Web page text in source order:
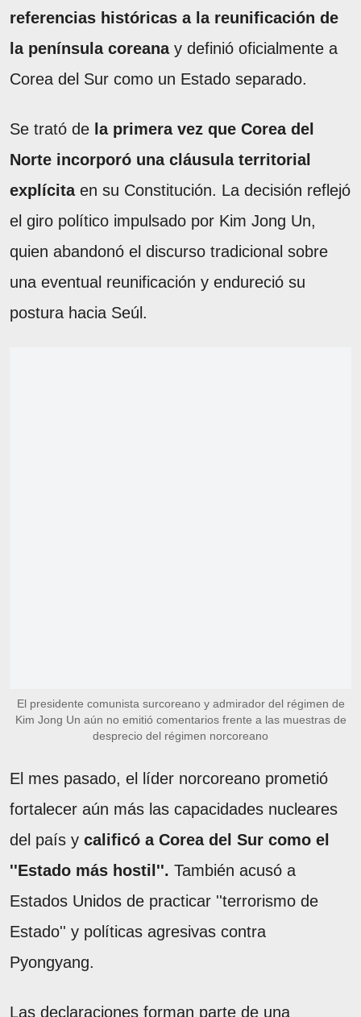
referencias históricas a la reunificación de
la península coreanay definió oficialmente a
Corea del Sur como un Estado separado.
Se trató de la primera vez que Corea del
Norte incorporó una cláusula territorial
explícitaen su Constitución. La decisión reflejó
el giro político impulsado por Kim Jong Un,
quien abandonó el discurso tradicional sobre
una eventual reunificación y endureció su
postura hacia Seúl.
El presidente comunista surcoreano y admirador del régimen de
Kim Jong Un aún no emitió comentarios frente a las muestras de
desprecio del régimen norcoreano
El mes pasado, el líder norcoreano prometió
fortalecer aún más las capacidades nucleares
del país y calificó a Corea del Sur como el
''Estado más hostil''. También acusó a
Estados Unidos de practicar ''terrorismo de
Estado'' y políticas agresivas contra
Pyongyang.
Las declaraciones forman parte de una